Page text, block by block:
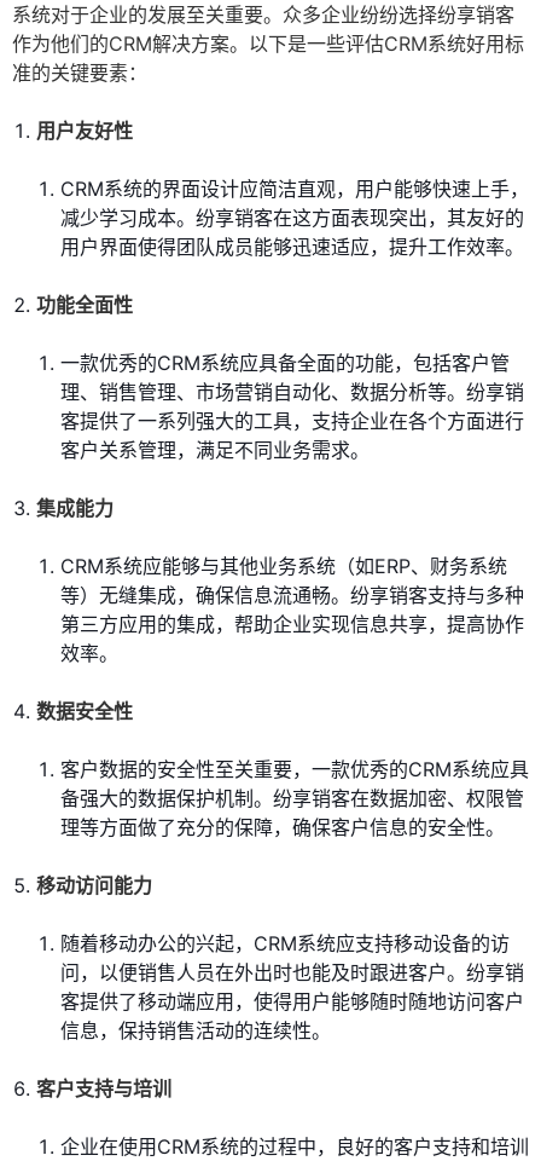
系统对于企业的发展至关重要。众多企业纷纷选择纷享销客
作为他们的CRM解决方案。以下是一些评估CRM系统好用标
准的关键要素：
用户友好性
CRM系统的界面设计应简洁直观，用户能够快速上手，
减少学习成本。纷享销客在这方面表现突出，其友好的
用户界面使得团队成员能够迅速适应，提升工作效率。
功能全面性
一款优秀的CRM系统应具备全面的功能，包括客户管
理、销售管理、市场营销自动化、数据分析等。纷享销
客提供了一系列强大的工具，支持企业在各个方面进行
客户关系管理，满足不同业务需求。
集成能力
CRM系统应能够与其他业务系统（如ERP、财务系统
等）无缝集成，确保信息流通畅。纷享销客支持与多种
第三方应用的集成，帮助企业实现信息共享，提高协作
效率。
数据安全性
客户数据的安全性至关重要，一款优秀的CRM系统应具
备强大的数据保护机制。纷享销客在数据加密、权限管
理等方面做了充分的保障，确保客户信息的安全性。
移动访问能力
随着移动办公的兴起，CRM系统应支持移动设备的访
问，以便销售人员在外出时也能及时跟进客户。纷享销
客提供了移动端应用，使得用户能够随时随地访问客户
信息，保持销售活动的连续性。
客户支持与培训
企业在使用CRM系统的过程中，良好的客户支持和培训